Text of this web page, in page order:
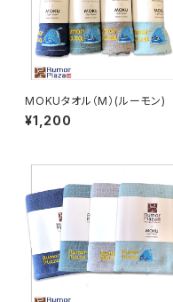
MOKUタオル（M）(ルーモン)
¥1,200